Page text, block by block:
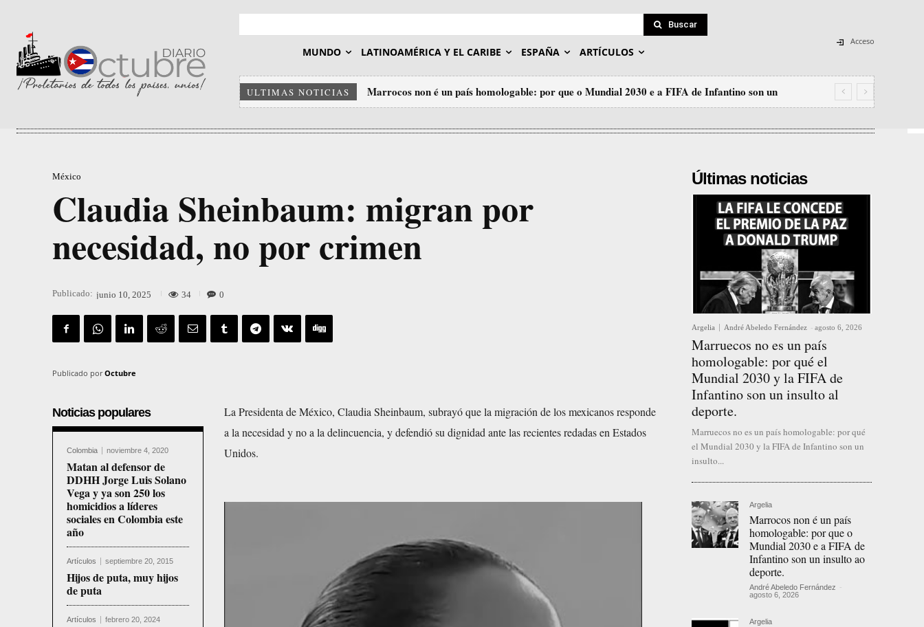
Buscar
MUNDO LATINOAMÉRICA Y EL CARIBE ESPAÑA ARTÍCULOS
Acceso
ULTIMAS NOTICIAS
Marrocos non é un país homologable: por que o Mundial 2030 e a FIFA de Infantino son un
insulto ao deporte.
México
Claudia Sheinbaum: migran por
necesidad, no por crimen
Publicado: junio 10, 2025 34 0
Publicado por Octubre
Noticias populares
Colombia noviembre 4, 2020
Matan al defensor de
DDHH Jorge Luis Solano
Vega y ya son 250 los
homicidios a líderes
sociales en Colombia este
año
Artículos septiembre 20, 2015
Hijos de puta, muy hijos
de puta
Artículos febrero 20, 2024
La Presidenta de México, Claudia Sheinbaum, subrayó que la migración de los mexicanos responde
a la necesidad y no a la delincuencia, y defendió su dignidad ante las recientes redadas en Estados
Unidos.
Últimas noticias
Argelia André Abeledo Fernández - agosto 6, 2026
Marruecos no es un país
homologable: por qué el
Mundial 2030 y la FIFA de
Infantino son un insulto al
deporte.
Marruecos no es un país homologable: por qué
el Mundial 2030 y la FIFA de Infantino son un
insulto...
Argelia
Marrocos non é un país
homologable: por que o
Mundial 2030 e a FIFA de
Infantino son un insulto ao
deporte.
André Abeledo Fernández -
agosto 6, 2026
Argelia